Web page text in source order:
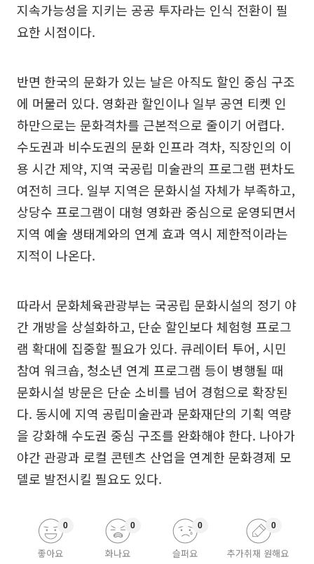
지속가능성을 지키는 공공 투자라는 인식 전환이 필
요한 시점이다.
반면 한국의 문화가 있는 날은 아직도 할인 중심 구조
에 머물러 있다. 영화관 할인이나 일부 공연 티켓 인
하만으로는 문화격차를 근본적으로 줄이기 어렵다.
수도권과 비수도권의 문화 인프라 격차, 직장인의 이
용 시간 제약, 지역 국공립 미술관의 프로그램 편차도
여전히 크다. 일부 지역은 문화시설 자체가 부족하고,
상당수 프로그램이 대형 영화관 중심으로 운영되면서
지역 예술 생태계와의 연계 효과 역시 제한적이라는
지적이 나온다.
따라서 문화체육관광부는 국공립 문화시설의 정기 야
간 개방을 상설화하고, 단순 할인보다 체험형 프로그
램 확대에 집중할 필요가 있다. 큐레이터 투어, 시민
참여 워크숍, 청소년 연계 프로그램 등이 병행될 때
문화시설 방문은 단순 소비를 넘어 경험으로 확장된
다. 동시에 지역 공립미술관과 문화재단의 기획 역량
을 강화해 수도권 중심 구조를 완화해야 한다. 나아가
야간 관광과 로컬 콘텐츠 산업을 연계한 문화경제 모
델로 발전시킬 필요도 있다.
좋아요
0
화나요
0
슬퍼요
0
추가취재 원해요
0